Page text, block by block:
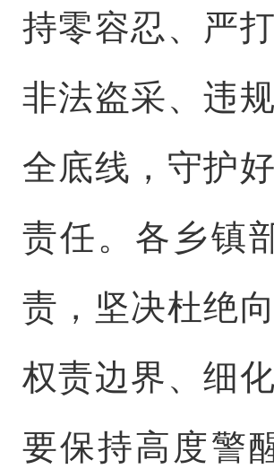
持零容忍、严
非法盗采、违
全底线，守护
责任。各乡镇
责，坚决杜绝
权责边界、细
要保持高度警